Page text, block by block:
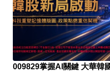
009829掌握AI關鍵 大華韓